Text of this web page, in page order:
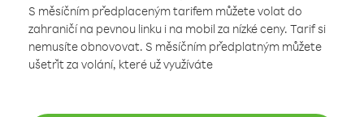
S měsíčním předplaceným tarifem můžete volat do
zahraničí na pevnou linku i na mobil za nízké ceny. Tarif si
nemusíte obnovovat. S měsíčním předplatným můžete
ušetřit za volání, které už využíváte